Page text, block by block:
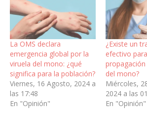
La OMS declara
emergencia global por la
viruela del mono: ¿qué
significa para la población?
Viernes, 16 Agosto, 2024 a
las 17:48
En "Opinión"
¿Existe un
efectivo
del mono?
Miércoles,
2024 a las
En "Opinión"